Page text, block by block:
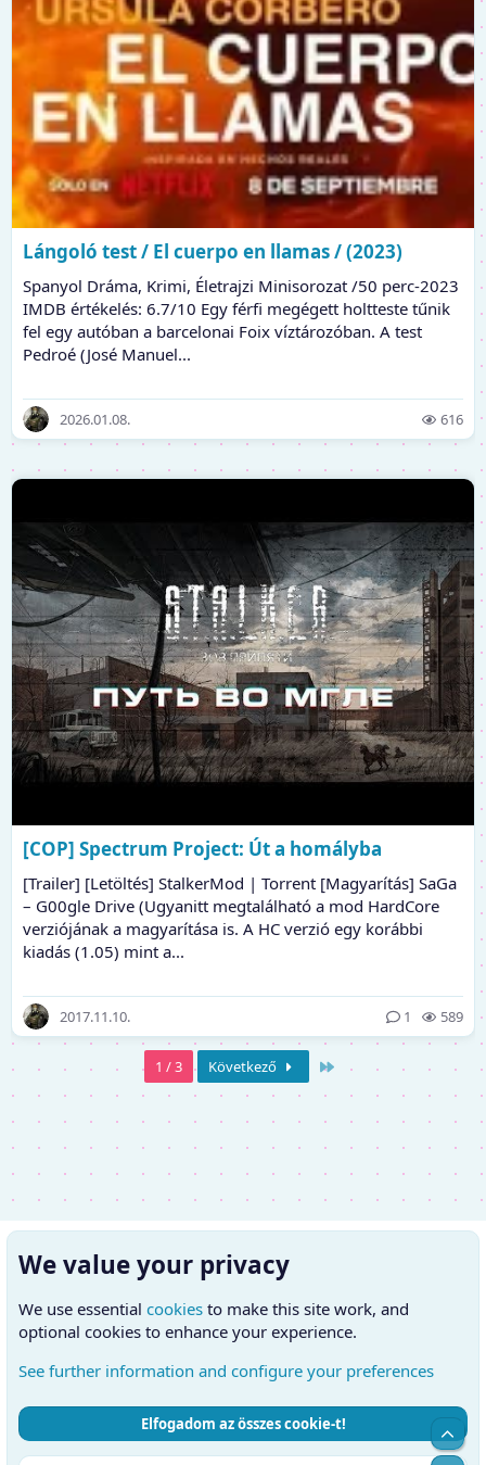
Lángoló test / El cuerpo en llamas / (2023)
Spanyol Dráma, Krimi, Életrajzi Minisorozat /50 perc-2023
IMDB értékelés: 6.7/10 Egy férfi megégett holtteste tűnik
fel egy autóban a barcelonai Foix víztározóban. A test
Pedroé (José Manuel...
2026.01.08. 616
[COP] Spectrum Project: Út a homályba
[Trailer] [Letöltés] StalkerMod | Torrent [Magyarítás] SaGa
– G00gle Drive (Ugyanitt megtalálható a mod HardCore
verziójának a magyarítása is. A HC verzió egy korábbi
kiadás (1.05) mint a...
2017.11.10. 1 589
1 / 3 Következő Utolsó
Hungarian (HU)
Kapcsolatfelvétel
Feltételek és szabályok
Adatvédelmi szabályzat Súgó
We value your privacy
We use essential cookies to make this site work, and
optional cookies to enhance your experience.
See further information and configure your preferences
Elfogadom az összes cookie-t!